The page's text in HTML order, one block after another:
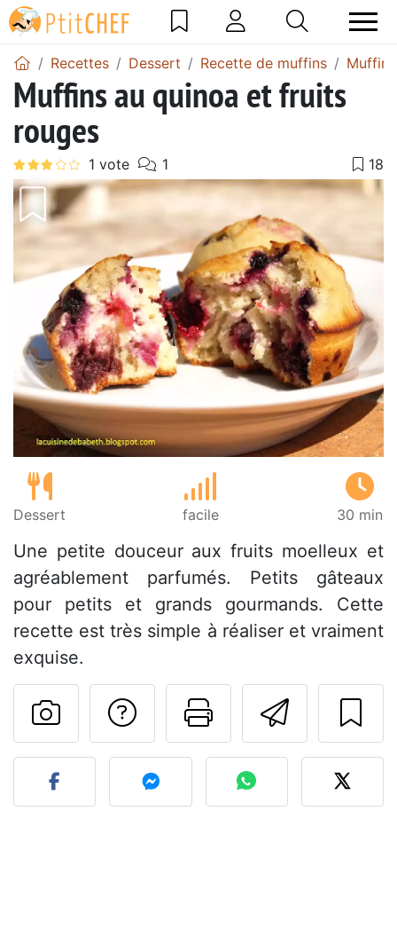
Recettes Dessert Recette de muffins
Muffins au quinoa et fruits
rouges
Dessert facile 30 min
Une petite douceur aux fruits moelleux et
agréablement parfumés. Petits gâteaux
pour petits et grands gourmands. Cette
recette est très simple à réaliser et vraiment
exquise.
Imprimer
Poser une
Publier votre photo de